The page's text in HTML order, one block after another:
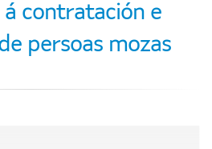
á contratación e
persoas mozas